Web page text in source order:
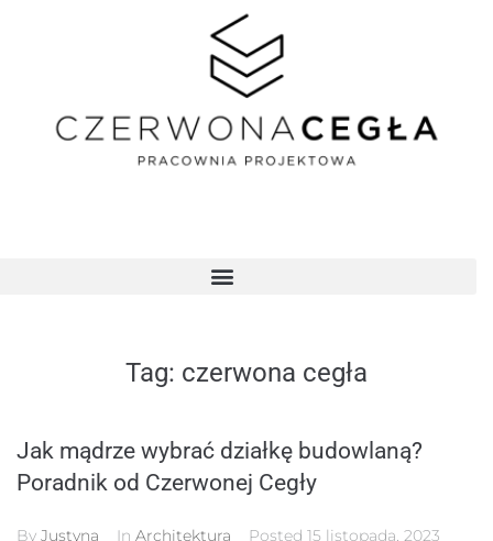
Tag: czerwona cegła
Jak mądrze wybrać działkę budowlaną?
Poradnik od Czerwonej Cegły
By Justyna In Architektura Posted 15 listopada, 2023